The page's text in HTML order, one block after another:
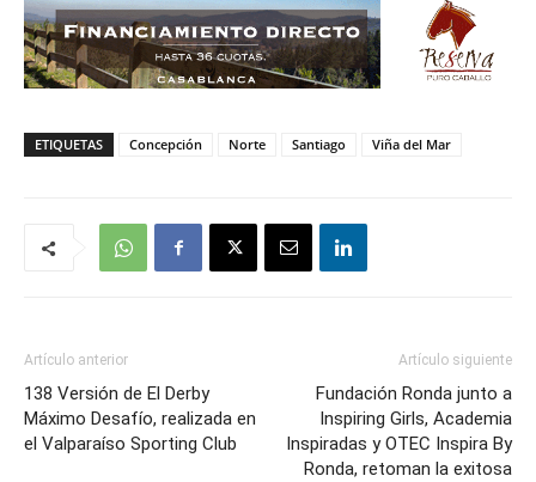
ETIQUETAS Concepción Norte Santiago Viña del Mar
Artículo anterior
138 Versión de El Derby
Máximo Desafío, realizada en
el Valparaíso Sporting Club
Artículo siguiente
Fundación Ronda junto a
Inspiring Girls, Academia
Inspiradas y OTEC Inspira By
Ronda, retoman la exitosa